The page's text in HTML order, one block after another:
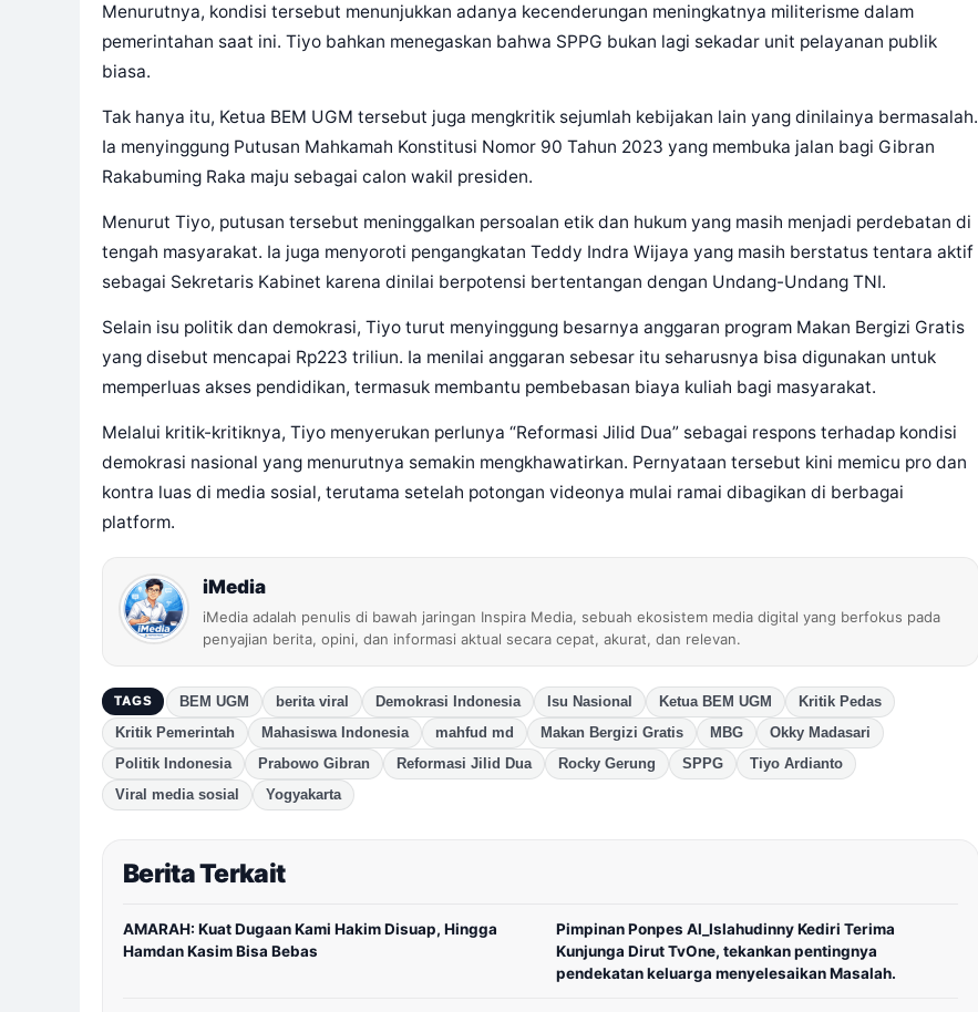
Menurutnya, kondisi tersebut menunjukkan adanya kecenderungan meningkatnya militerisme dalam
pemerintahan saat ini. Tiyo bahkan menegaskan bahwa SPPG bukan lagi sekadar unit pelayanan publik
biasa.
Tak hanya itu, Ketua BEM UGM tersebut juga mengkritik sejumlah kebijakan lain yang dinilainya bermasalah.
Ia menyinggung Putusan Mahkamah Konstitusi Nomor 90 Tahun 2023 yang membuka jalan bagi Gibran
Rakabuming Raka maju sebagai calon wakil presiden.
Menurut Tiyo, putusan tersebut meninggalkan persoalan etik dan hukum yang masih menjadi perdebatan di
tengah masyarakat. Ia juga menyoroti pengangkatan Teddy Indra Wijaya yang masih berstatus tentara aktif
sebagai Sekretaris Kabinet karena dinilai berpotensi bertentangan dengan Undang-Undang TNI.
Selain isu politik dan demokrasi, Tiyo turut menyinggung besarnya anggaran program Makan Bergizi Gratis
yang disebut mencapai Rp223 triliun. Ia menilai anggaran sebesar itu seharusnya bisa digunakan untuk
memperluas akses pendidikan, termasuk membantu pembebasan biaya kuliah bagi masyarakat.
Melalui kritik-kritiknya, Tiyo menyerukan perlunya “Reformasi Jilid Dua” sebagai respons terhadap kondisi
demokrasi nasional yang menurutnya semakin mengkhawatirkan. Pernyataan tersebut kini memicu pro dan
kontra luas di media sosial, terutama setelah potongan videonya mulai ramai dibagikan di berbagai
platform.
iMedia
iMedia adalah penulis di bawah jaringan Inspira Media, sebuah ekosistem media digital yang berfokus pada
penyajian berita, opini, dan informasi aktual secara cepat, akurat, dan relevan.
TAGS BEM UGM berita viral Demokrasi Indonesia Isu Nasional Ketua BEM UGM
Kritik Pedas
Kritik Pemerintah
Mahasiswa Indonesia mahfud md Makan Bergizi Gratis MBG
Okky Madasari
Politik Indonesia
Prabowo Gibran Reformasi Jilid Dua Rocky Gerung SPPG
Tiyo Ardianto
Viral media sosial
Yogyakarta
Berita Terkait
AMARAH: Kuat Dugaan Kami Hakim Disuap, Hingga
Hamdan Kasim Bisa Bebas
Pimpinan Ponpes Al_Islahudinny Kediri Terima
Kunjunga Dirut TvOne, tekankan pentingnya
pendekatan keluarga menyelesaikan Masalah.